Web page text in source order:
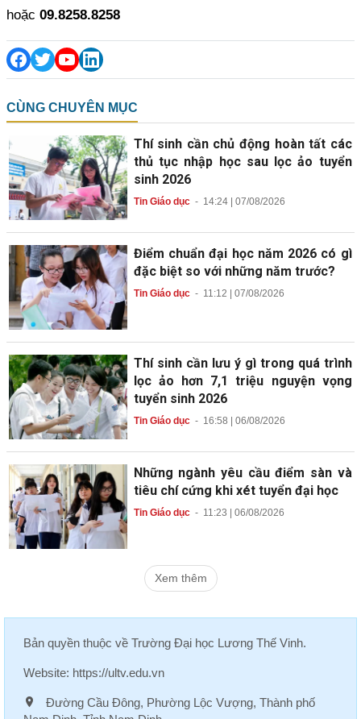
hoặc 09.8258.8258
CÙNG CHUYÊN MỤC
Thí sinh cần chủ động hoàn tất các
thủ tục nhập học sau lọc ảo tuyển
sinh 2026
Tin Giáo dục- 14:24 | 07/08/2026
Điểm chuẩn đại học năm 2026 có gì
đặc biệt so với những năm trước?
Tin Giáo dục- 11:12 | 07/08/2026
Thí sinh cần lưu ý gì trong quá trình
lọc ảo hơn 7,1 triệu nguyện vọng
tuyển sinh 2026
Tin Giáo dục- 16:58 | 06/08/2026
Những ngành yêu cầu điểm sàn và
tiêu chí cứng khi xét tuyển đại học
Tin Giáo dục- 11:23 | 06/08/2026
Xem thêm
Bản quyền thuộc về Trường Đại học Lương Thế Vinh.
Website: https://ultv.edu.vn
Đường Cầu Đông, Phường Lộc Vượng, Thành phố